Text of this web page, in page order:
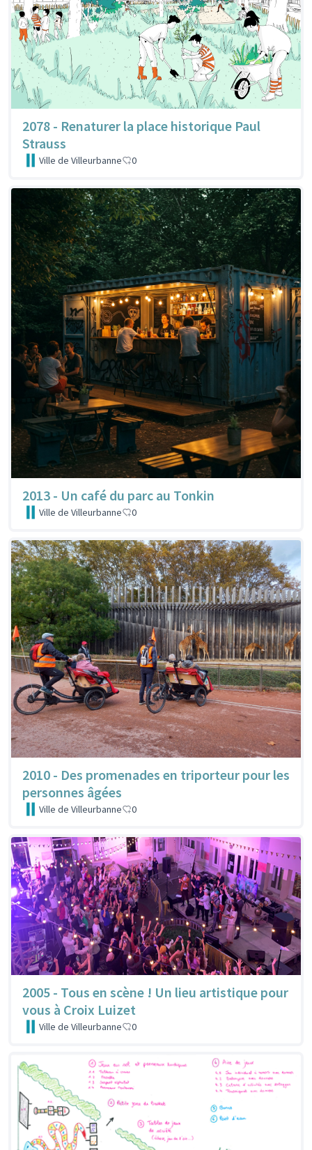
2078 - Renaturer la place historique Paul
Strauss
Ville de Villeurbanne 0
2013 - Un café du parc au Tonkin
Ville de Villeurbanne 0
2010 - Des promenades en triporteur pour les
personnes âgées
Ville de Villeurbanne 0
2005 - Tous en scène ! Un lieu artistique pour
vous à Croix Luizet
Ville de Villeurbanne 0